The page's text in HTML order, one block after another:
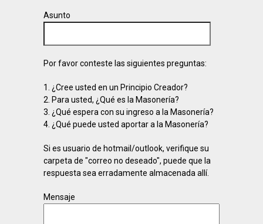
Asunto
Por favor conteste las siguientes preguntas:
1. ¿Cree usted en un Principio Creador?
2. Para usted, ¿Qué es la Masonería?
3. ¿Qué espera con su ingreso a la Masonería?
4. ¿Qué puede usted aportar a la Masonería?
Si es usuario de hotmail/outlook, verifique su
carpeta de "correo no deseado", puede que la
respuesta sea erradamente almacenada allí.
Mensaje